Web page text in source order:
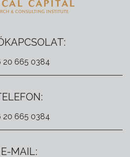
20 665 0384
20 665 0384
E-MAIL: